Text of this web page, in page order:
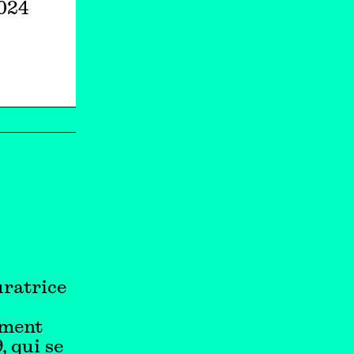
qui se